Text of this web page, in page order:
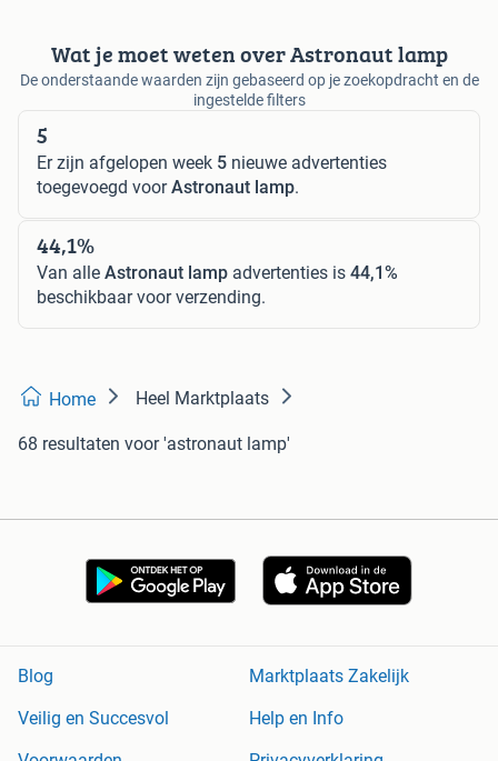
Wat je moet weten over Astronaut lamp
De onderstaande waarden zijn gebaseerd op je zoekopdracht en de
ingestelde filters
5
Er zijn afgelopen week 5 nieuwe advertenties
toegevoegd voorAstronaut lamp.
44,1%
Van alle Astronaut lamp advertenties is 44,1%
beschikbaar voor verzending.
Home Heel Marktplaats
68 resultaten voor 'astronaut lamp'
Blog
Marktplaats Zakelijk
Veilig en Succesvol
Help en Info